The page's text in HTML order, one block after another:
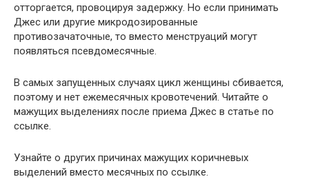
отторгается, провоцируя задержку. Но если принимать
Джес или другие микродозированные
противозачаточные, то вместо менструаций могут
появляться псевдомесячные.
В самых запущенных случаях цикл женщины сбивается,
поэтому и нет ежемесячных кровотечений. Читайте о
мажущих выделениях после приема Джес в статье по
ссылке.
Узнайте о других причинах мажущих коричневых
выделений вместо месячных по ссылке.